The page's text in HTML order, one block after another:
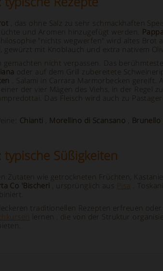
, das ohne Salz zu sehr schmackhaften
und Aromen hinzugefügt werden.
"nichts wegwerfen" wird altes Brot
gewürzt mit Knoblauch und extra nativem
nicht verpassen. Das
oder auf dem Grill zubereitete
. Salami in Carrara Marmorbecken gereift.
der vier Mägen des Viehs, in der Regel
Das Fleisch wird auch zu
Chianti , Morellino di Scansano ,
Süßigkeiten
Zutaten wie getrockneten Früchten,
Co 'Bischeri , ursprünglich aus Pisa .
traditionellen Rezepten erfreuen
lernen , die von der Struktur